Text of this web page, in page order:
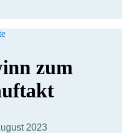
zum
2023